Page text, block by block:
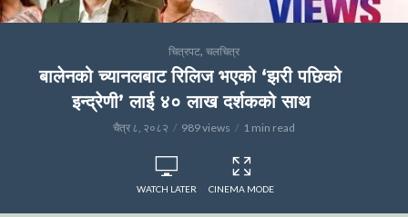
चित्रपट, चलचित्र
बालेनको च्यानलबाट रिलिज भएको ‘झरी पछिको
इन्द्रेणी’ लाई ४० लाख दर्शकको साथ
चैत्र ८, २०८२ 989 views 1 min read
WATCH LATER CINEMA MODE